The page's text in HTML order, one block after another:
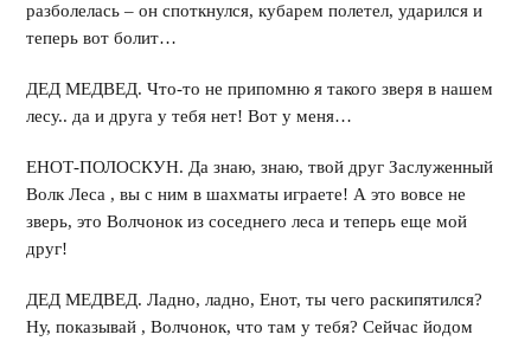
разболелась – он споткнулся, кубарем полетел, ударился и
теперь вот болит…
ДЕД МЕДВЕД. Что-то не припомню я такого зверя в нашем
лесу.. да и друга у тебя нет! Вот у меня…
ЕНОТ-ПОЛОСКУН. Да знаю, знаю, твой друг Заслуженный
Волк Леса , вы с ним в шахматы играете! А это вовсе не
зверь, это Волчонок из соседнего леса и теперь еще мой
друг!
ДЕД МЕДВЕД. Ладно, ладно, Енот, ты чего раскипятился?
Ну, показывай , Волчонок, что там у тебя? Сейчас йодом